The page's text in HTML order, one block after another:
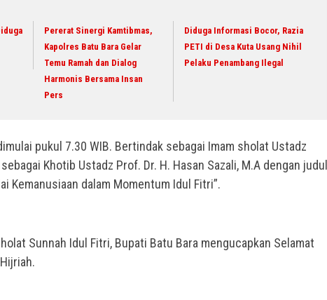
Pererat Sinergi Kamtibmas,
Kapolres Batu Bara Gelar
Temu Ramah dan Dialog
Harmonis Bersama Insan
Pers
Diduga Informasi Bocor, Razia
PETI di Desa Kuta Usang Nihil
Pelaku Penambang Ilegal
pukul 7.30 WIB. Bertindak sebagai Imam sholat Ustadz
Khotib Ustadz Prof. Dr. H. Hasan Sazali, M.A dengan judul
Kemanusiaan dalam Momentum Idul Fitri”.
Sunnah Idul Fitri, Bupati Batu Bara mengucapkan Selamat